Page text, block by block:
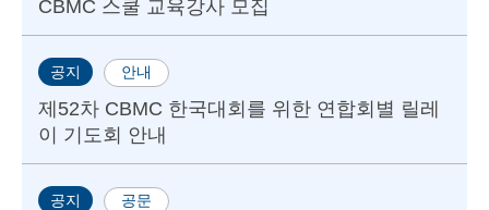
CBMC 스쿨 교육강사 모집
공지 안내
제52차 CBMC 한국대회를 위한 연합회별 릴레
이 기도회 안내
공지 공문